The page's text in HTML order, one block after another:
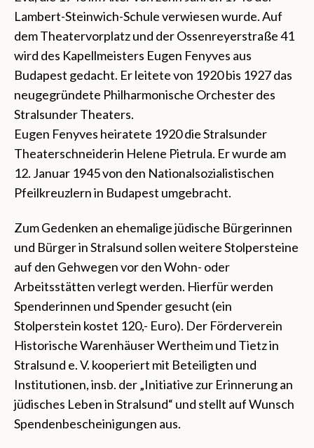
Lambert-Steinwich-Schule verwiesen wurde. Auf
dem Theatervorplatz und der Ossenreyerstraße 41
wird des Kapellmeisters Eugen Fenyves aus
Budapest gedacht. Er leitete von 1920 bis 1927 das
neugegründete Philharmonische Orchester des
Stralsunder Theaters.
Eugen Fenyves heiratete 1920 die Stralsunder
Theaterschneiderin Helene Pietrula. Er wurde am
12. Januar 1945 von den Nationalsozialistischen
Pfeilkreuzlern in Budapest umgebracht.
Zum Gedenken an ehemalige jüdische Bürgerinnen
und Bürger in Stralsund sollen weitere Stolpersteine
auf den Gehwegen vor den Wohn- oder
Arbeitsstätten verlegt werden. Hierfür werden
Spenderinnen und Spender gesucht (ein
Stolperstein kostet 120,- Euro). Der Förderverein
Historische Warenhäuser Wertheim und Tietz in
Stralsund e. V. kooperiert mit Beteiligten und
Institutionen, insb. der „Initiative zur Erinnerung an
jüdisches Leben in Stralsund“ und stellt auf Wunsch
Spendenbescheinigungen aus.